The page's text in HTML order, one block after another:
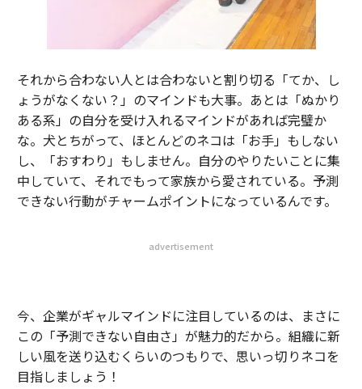
それから合わない人とは合わないと割り切る「てか、し
ょうがなくない？」のマインドも大事。あとは「ぬかり
ある系」の自分を受け入れるマインドがあれば完璧か
な。犬とちがって、ほとんどのネコは「お手」もしない
し、「おすわり」もしません。自分のやりたいことに集
中していて、それでもって家族から愛されている。予測
できない行動がチャームポイントになっているんです。
advertisement
今、企業がギャルマインドに注目しているのは、まさに
この「予測できない自由さ」が魅力的だから。組織に新
しい風を送り込むくらいのつもりで、思いっ切りネコを
目指しましょう！